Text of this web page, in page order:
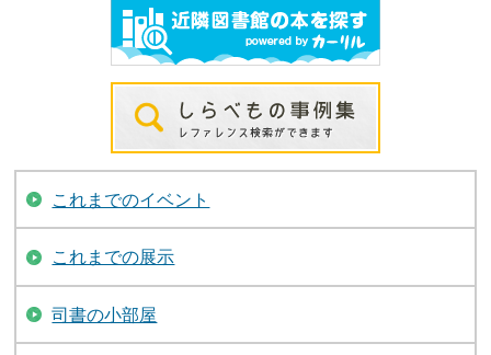
これまでのイベント
これまでの展示
司書の小部屋